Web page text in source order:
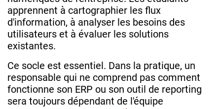
apprennent à cartographier les flux
d'information, à analyser les besoins des
utilisateurs et à évaluer les solutions
existantes.
Ce socle est essentiel. Dans la pratique, un
responsable qui ne comprend pas comment
fonctionne son ERP ou son outil de reporting
sera toujours dépendant de l'équipe